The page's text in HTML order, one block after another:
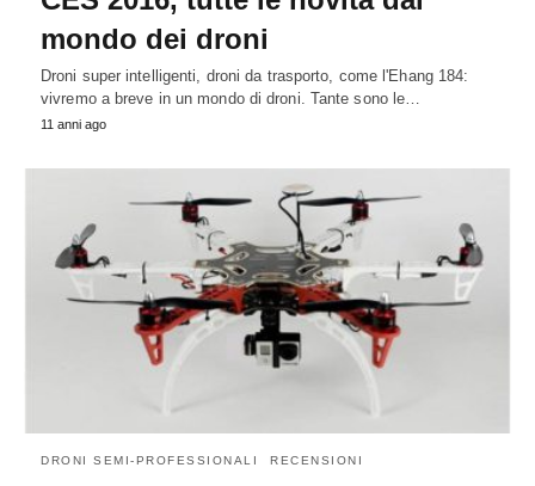
mondo dei droni
Droni super intelligenti, droni da trasporto, come l'Ehang 184:
vivremo a breve in un mondo di droni. Tante sono le…
11 anni ago
DRONI SEMI-PROFESSIONALI RECENSIONI